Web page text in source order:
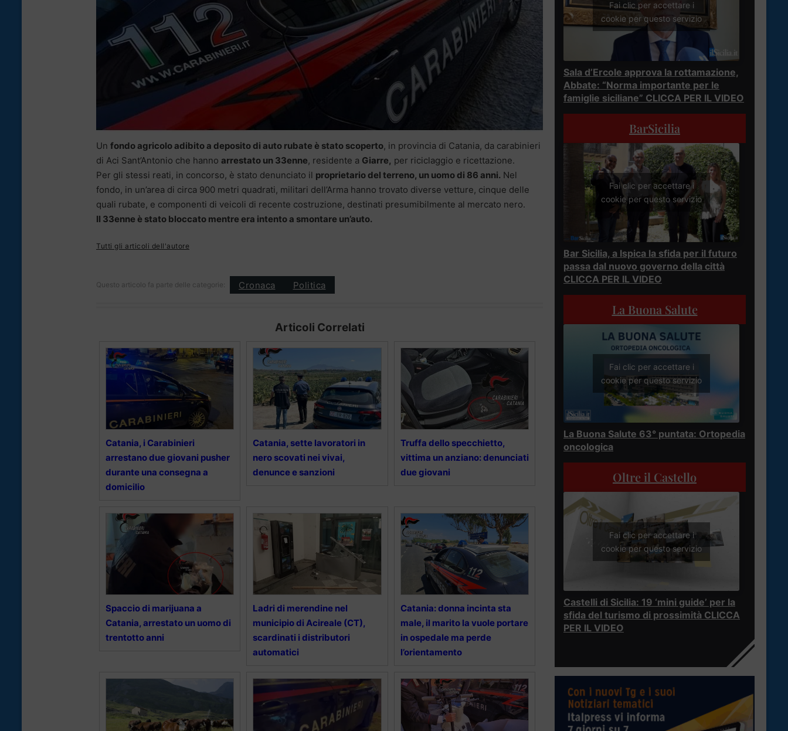
Un fondo agricolo adibito a deposito di auto rubate è stato scoperto, in provincia di Catania, da carabinieri
di Aci Sant’Antonio che hanno arrestato un 33enne, residente a Giarre, per riciclaggio e ricettazione.
Per gli stessi reati, in concorso, è stato denunciato il proprietario del terreno, un uomo di 86 anni. Nel
fondo, in un’area di circa 900 metri quadrati, militari dell’Arma hanno trovato diverse vetture, cinque delle
quali rubate, e componenti di veicoli di recente costruzione, destinati presumibilmente al mercato nero.
Il 33enne è stato bloccato mentre era intento a smontare un’auto.
Tutti gli articoli dell'autore
Questo articolo fa parte delle categorie: Cronaca Politica
Articoli Correlati
Catania, i Carabinieri
arrestano due giovani pusher
durante una consegna a
domicilio
Catania, sette lavoratori in
nero scovati nei vivai,
denunce e sanzioni
Truffa dello specchietto,
vittima un anziano: denunciati
due giovani
Spaccio di marijuana a
Catania, arrestato un uomo di
trentotto anni
Ladri di merendine nel
municipio di Acireale (CT),
scardinati i distributori
automatici
Catania: donna incinta sta
male, il marito la vuole portare
in ospedale ma perde
l’orientamento
Fai clic per accettare i
cookie per questo servizio
Sala d’Ercole approva la rottamazione,
Abbate: “Norma importante per le
famiglie siciliane” CLICCA PER IL VIDEO
BarSicilia
Fai clic per accettare i
cookie per questo servizio
Bar Sicilia, a Ispica la sfida per il futuro
passa dal nuovo governo della città
CLICCA PER IL VIDEO
La Buona Salute
Fai clic per accettare i
cookie per questo servizio
La Buona Salute 63° puntata: Ortopedia
oncologica
Oltre il Castello
Fai clic per accettare i
cookie per questo servizio
Castelli di Sicilia: 19 ‘mini guide’ per la
sfida del turismo di prossimità CLICCA
PER IL VIDEO